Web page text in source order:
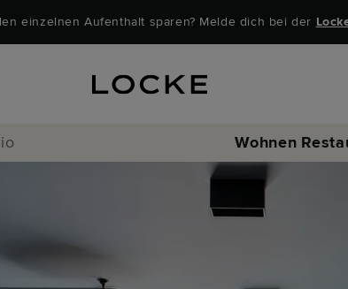
einzelnen Aufenthalt sparen? Melde dich bei der
Wohnen